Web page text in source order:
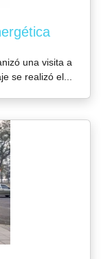
una visita a
se realizó el...